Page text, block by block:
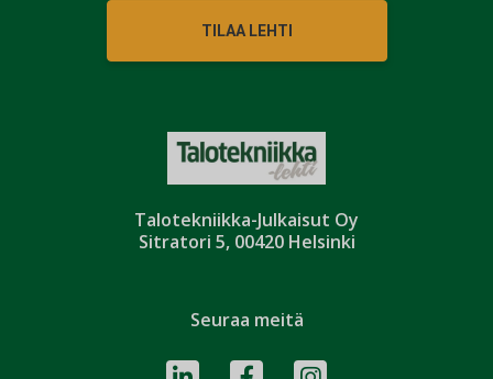
Talotekniikka-Julkaisut Oy
Sitratori 5, 00420 Helsinki
TILAA LEHTI
Seuraa meitä